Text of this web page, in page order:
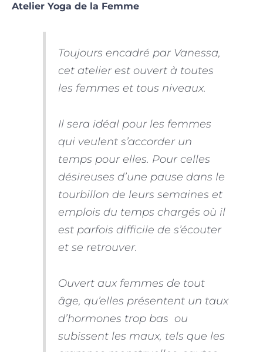
Atelier Yoga de la Femme
Toujours encadré par Vanessa,
cet atelier est ouvert à toutes
les femmes et tous niveaux.
Il sera idéal pour les femmes
qui veulent s’accorder un
temps pour elles. Pour celles
désireuses d’une pause dans le
tourbillon de leurs semaines et
emplois du temps chargés où il
est parfois difficile de s’écouter
et se retrouver.
Ouvert aux femmes de tout
âge, qu’elles présentent un taux
d’hormones trop bas ou
subissent les maux, tels que les